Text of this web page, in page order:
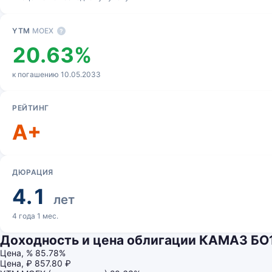
YTM MOEX ?
20.63%
к погашению 10.05.2033
РЕЙТИНГ
A+
ДЮРАЦИЯ
4.1 лет
4 года 1 мес.
Доходность и цена облигации КАМАЗ
Цена, % 85.78%
Цена, ₽ 857.80 ₽